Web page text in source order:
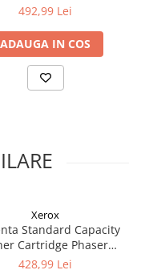
492,99 Lei
ADAUGA IN COS
Xerox
Standard Capacity
Cartridge Phaser
WorkCentre 6515
428,99 Lei